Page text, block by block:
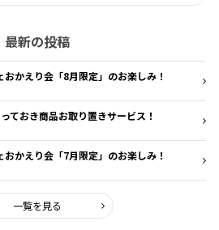
最新の投稿
かえり会「8月限定」のお楽しみ！
ておき商品お取り置きサービス！
かえり会「7月限定」のお楽しみ！
一覧を見る